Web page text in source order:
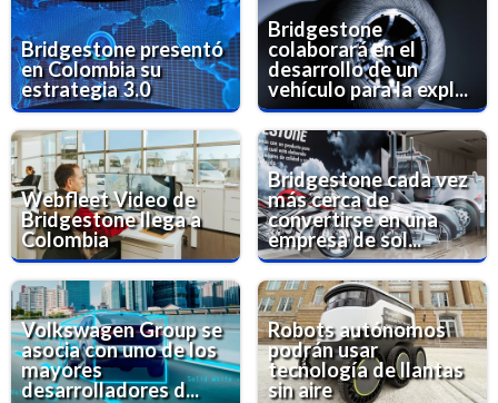
Bridgestone presentó
en Colombia su
estrategia 3.0
Bridgestone
colaborará en el
desarrollo de un
vehículo para la expl...
Webfleet Video de
Bridgestone llega a
Colombia
Bridgestone cada vez
más cerca de
convertirse en una
empresa de sol...
Volkswagen Group se
asocia con uno de los
mayores
desarrolladores d...
Robots autónomos
podrán usar
tecnología de llantas
sin aire